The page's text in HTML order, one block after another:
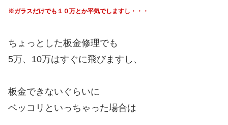
※ガラスだけでも１０万とか平気でしますし・・・
ちょっとした板金修理でも
5万、10万はすぐに飛びますし、
板金できないぐらいに
ベッコリといっちゃった場合は